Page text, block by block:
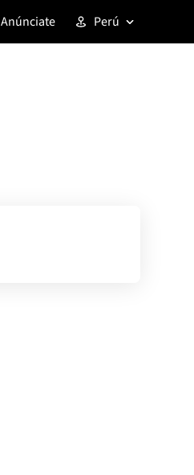
Anúnciate Perú